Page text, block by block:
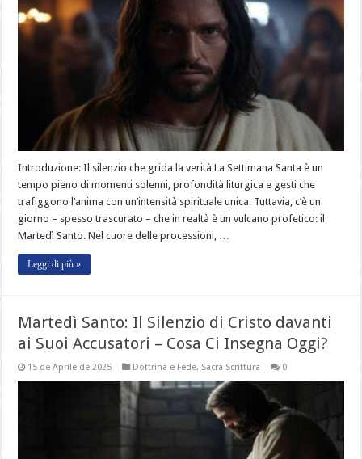
Introduzione: Il silenzio che grida la verità La Settimana Santa è un
tempo pieno di momenti solenni, profondità liturgica e gesti che
trafiggono l’anima con un’intensità spirituale unica. Tuttavia, c’è un
giorno – spesso trascurato – che in realtà è un vulcano profetico: il
Martedì Santo. Nel cuore delle processioni, …
Leggi di più »
Martedì Santo: Il Silenzio di Cristo davanti
ai Suoi Accusatori – Cosa Ci Insegna Oggi?
15 de Aprile de 2025 Dottrina e Fede, Sacra Scrittura 0